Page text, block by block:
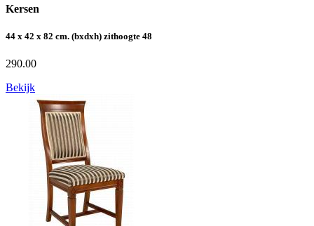
Kersen
44 x 42 x 82 cm. (bxdxh) zithoogte 48
290.00
Bekijk